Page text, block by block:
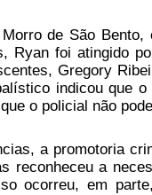
de São
Ryan foi atingido
Gregory
indicou que
o policial não
a promotoria
reconheceu a
ocorreu, em